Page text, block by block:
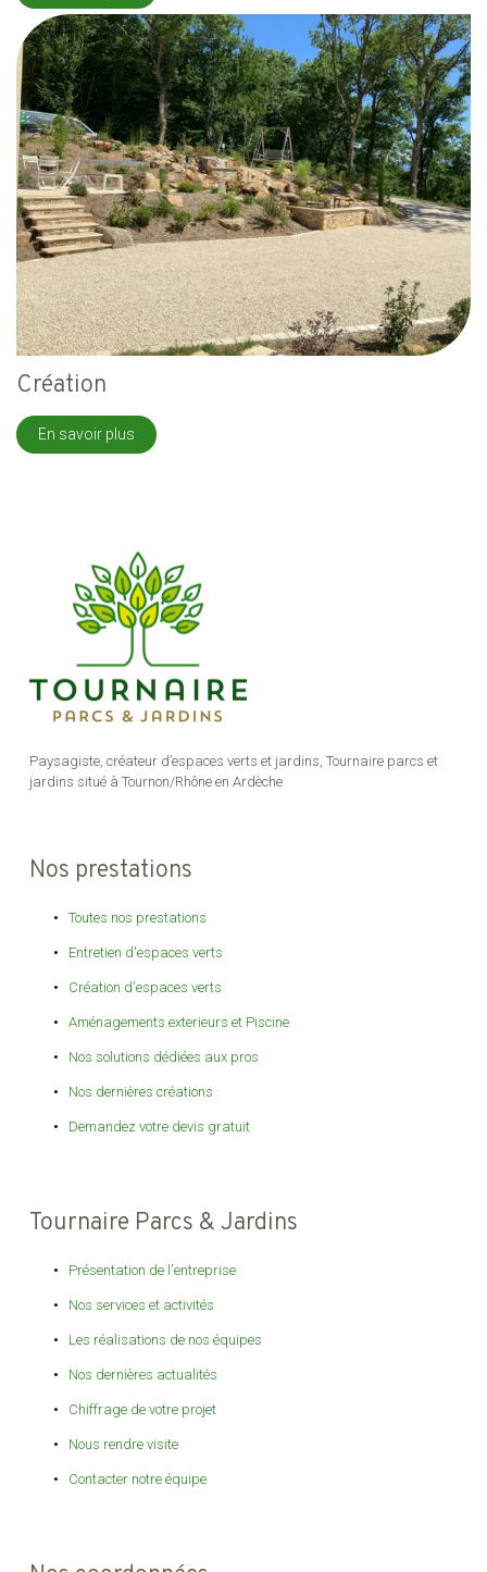
Création
En savoir plus
Paysagiste, créateur d’espaces verts et jardins, Tournaire parcs et
jardins situé à Tournon/Rhône en Ardèche
Nos prestations
Toutes nos prestations
Entretien d'espaces verts
Création d'espaces verts
Aménagements exterieurs et Piscine
Nos solutions dédiées aux pros
Nos dernières créations
Demandez votre devis gratuit
Tournaire Parcs & Jardins
Présentation de l'entreprise
Nos services et activités
Les réalisations de nos équipes
Nos dernières actualités
Chiffrage de votre projet
Nous rendre visite
Contacter notre équipe